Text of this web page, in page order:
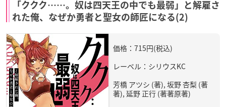
「ククク……。奴は四天王の中でも最弱」と解雇さ
れた俺、なぜか勇者と聖女の師匠になる(2)
価格：715円(税込)
レーベル：シリウスKC
芳橋 アツシ (著), 坂野 杏梨 (著
著), 延野 正行 (著著原著)